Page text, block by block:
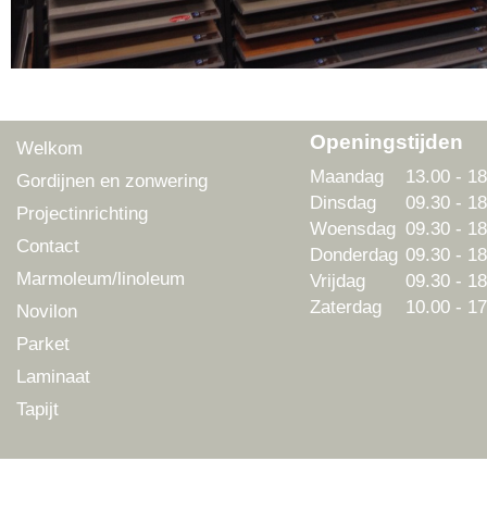
Welkom
Gordijnen en zonwering
Projectinrichting
Contact
Marmoleum/linoleum
Novilon
Parket
Laminaat
Tapijt
Openingstijden
Maandag
Dinsdag
Woensdag
Donderdag
Vrijdag
Zaterdag
13.00 -
09.30 -
09.30 -
09.30 -
09.30 -
10.00 -